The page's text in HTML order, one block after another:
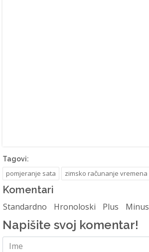
Tagovi:
pomjeranje sata zimsko računanje vremena
Komentari
Standardno Hronoloski Plus Minus
Napišite svoj komentar!